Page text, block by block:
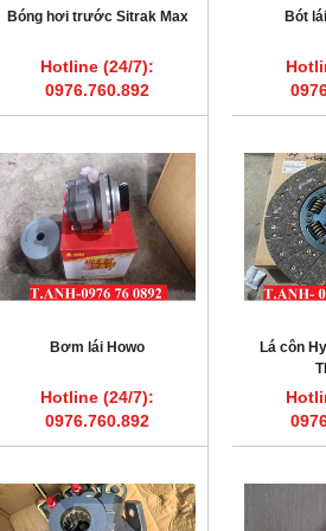
Bóng hơi trước Sitrak Max
Hotline (24/7):
0976.760.892
Bót
Bơm lái Howo
Hotline (24/7):
0976.760.892
Lá côn